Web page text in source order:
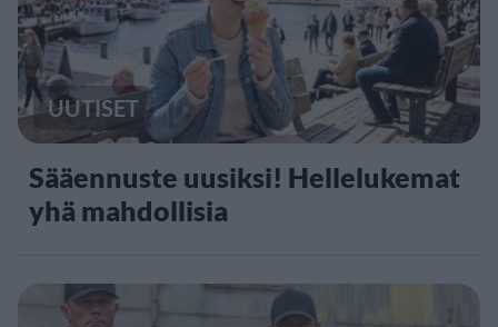
UUTISET
Sääennuste uusiksi! Hellelukemat
yhä mahdollisia